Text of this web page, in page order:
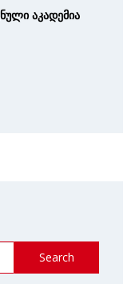
აკადემია
Search